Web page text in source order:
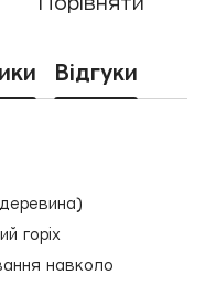
Відгуки
горіх
навколо